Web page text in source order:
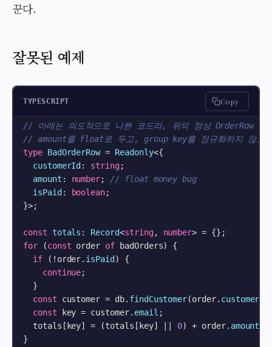
꾼다.
잘못된 예제
TYPESCRIPT Copy
// 아래는 의도적으로 나쁜 코드라, 위의 정상 OrderRow 타
// amount를 float로 두고, group key를 정규화하지 않고,
type BadOrderRow = Readonly<{
customerId : string;
amount : number;
// float money bug
isPaid : boolean;
}>;
const totals : Record<string, number
for (const order of badOrders) {
if (!order. isPaid ) {
continue;
  }
const customer = db. findCustomer(order. customerId
const key = customer. email
  totals[key] = (totals[key] ||
0) + order. amount